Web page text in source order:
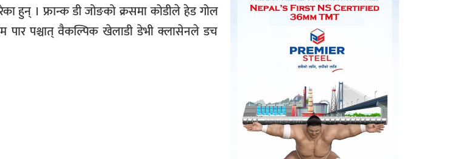
हुन् । फ्रान्क डी जोङको क्रसमा कोडीले हेड गोल
पार पश्चात् वैकल्पिक खेलाडी डेभी क्लासेनले डच